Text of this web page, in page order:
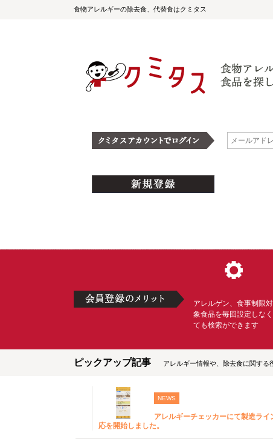
食物アレルギーの除去食、代替食はクミタス
アレルゲン、食事制限対
象食品を毎回設定しなく
ても検索ができます
ピックアップ記事 アレルギー情報や、除去食に関する
NEWS
アレルギーチェッカーにて製造ラ
応を開始しました。